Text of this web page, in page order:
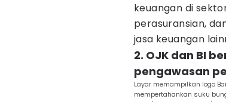
keuangan di
perasuransian,
jasa keuangan
2. OJK dan BI
pengawasan
Layar memampilkan logo
mempertahankan suku